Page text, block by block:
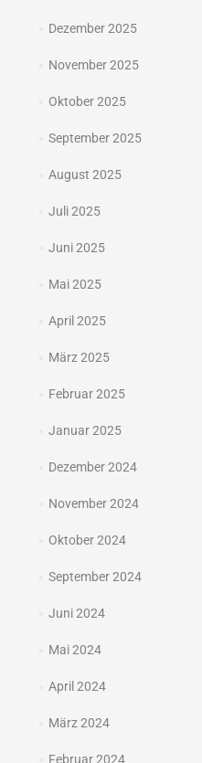
Dezember 2025
November 2025
Oktober 2025
September 2025
August 2025
Juli 2025
Juni 2025
Mai 2025
April 2025
März 2025
Februar 2025
Januar 2025
Dezember 2024
November 2024
Oktober 2024
September 2024
Juni 2024
Mai 2024
April 2024
März 2024
Februar 2024